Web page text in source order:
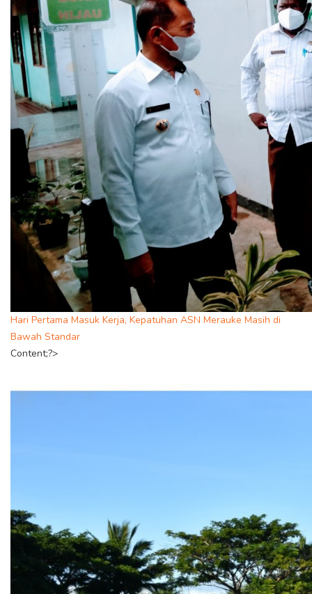
Hari Pertama Masuk Kerja, Kepatuhan ASN Merauke Masih di
Bawah Standar
Content;?>